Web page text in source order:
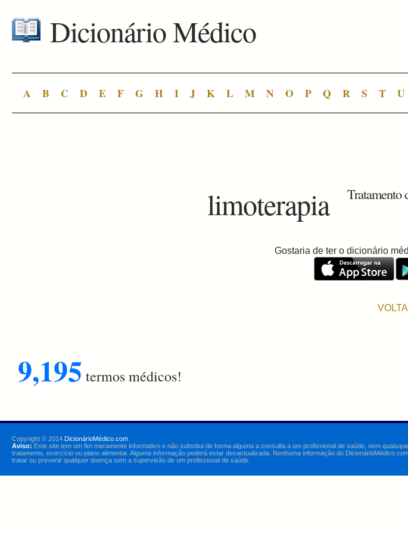
Dicionário Médico
A B C D E F G H I J K L M N O P Q R S T U
limoterapia Tratamento
Gostaria de ter o dicionário
9,195 termos médicos!
Copyright © 2014 DicionárioMédico.com
Aviso: Este site tem um fim meramente informativo e não substitui de forma alguma a consulta a um profissional de saúde, nem
tratamento, exercício ou plano alimentar. Alguma informação poderá estar desactualizada. Nenhuma informação do
tratar ou prevenir qualquer doença sem a supervisão de um profissional de saúde.